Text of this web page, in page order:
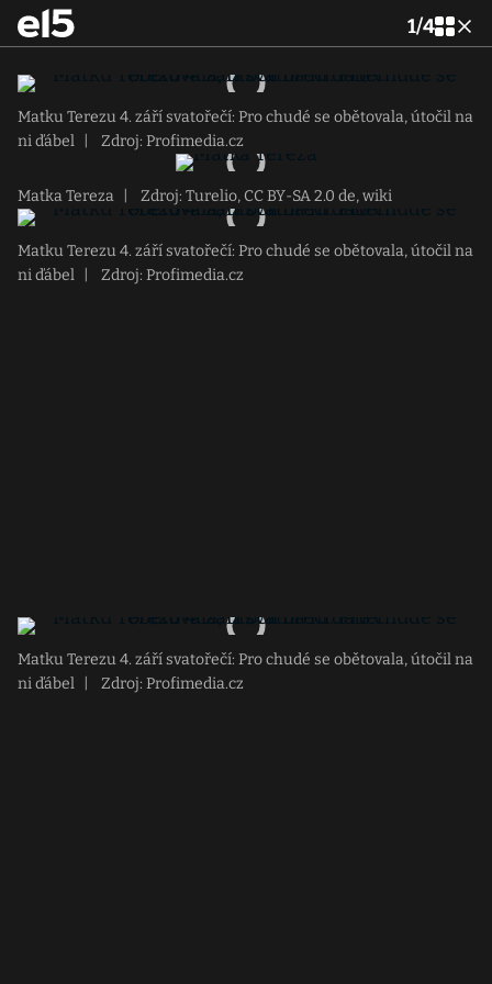
1/4
Matku Terezu 4. září svatořečí: Pro chudé se obětovala, útočil na
ni ďábel
Zdroj: Profimedia.cz
Matka Tereza Zdroj: Turelio, CC BY-SA 2.0 de, wiki
Matku Terezu 4. září svatořečí: Pro chudé se obětovala, útočil na
ni ďábel
Zdroj: Profimedia.cz
Matku Terezu 4. září svatořečí: Pro chudé se obětovala, útočil na
ni ďábel
Zdroj: Profimedia.cz